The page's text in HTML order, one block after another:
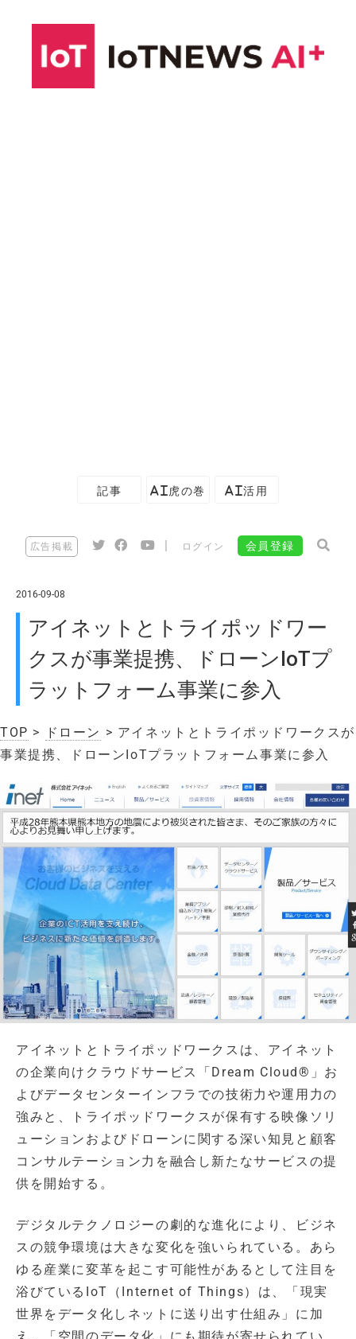
記事 AI虎の巻 AI活用
広告掲載 ログイン 会員登録
2016-09-08
アイネットとトライポッドワー
クスが事業提携、ドローンIoTプ
ラットフォーム事業に参入
TOP > ドローン > アイネットとトライポッドワークスが
事業提携、ドローンIoTプラットフォーム事業に参入
アイネットとトライポッドワークスは、アイネット
の企業向けクラウドサービス「Dream Cloud®」お
よびデータセンターインフラでの技術力や運用力の
強みと、トライポッドワークスが保有する映像ソリ
ューションおよびドローンに関する深い知見と顧客
コンサルテーション力を融合し新たなサービスの提
供を開始する。
デジタルテクノロジーの劇的な進化により、ビジネ
スの競争環境は大きな変化を強いられている。あら
ゆる産業に変革を起こす可能性があるとして注目を
浴びているIoT（Internet of Things）は、「現実
世界をデータ化しネットに送り出す仕組み」に加